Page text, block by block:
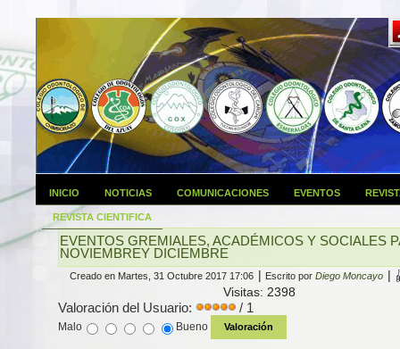
INICIO NOTICIAS COMUNICACIONES EVENTOS
REVISTA CIENTIFICA
EVENTOS GREMIALES, ACADÉMICOS Y SOCIALES
NOVIEMBREY DICIEMBRE
Creado en Martes, 31 Octubre 2017 17:06 Escrito por Diego Moncayo
Visitas: 2398
Valoración del Usuario: / 1
Malo Bueno